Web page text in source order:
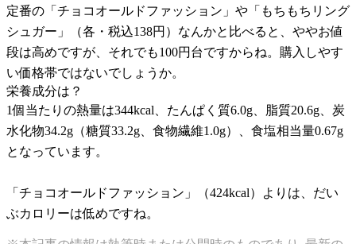
定番の「チョコオールドファッション」や「もちもちリング
シュガー」（各・税込138円）なんかと比べると、ややお値
段は高めですが、それでも100円台ですからね。購入しやす
い価格帯ではないでしょうか。
栄養成分は？
1個当たりの熱量は344kcal、たんぱく質6.0g、脂質20.6g、炭
水化物34.2g（糖質33.2g、食物繊維1.0g）、食塩相当量0.67g
となっています。
「チョコオールドファッション」（424kcal）よりは、だい
ぶカロリーは低めですね。